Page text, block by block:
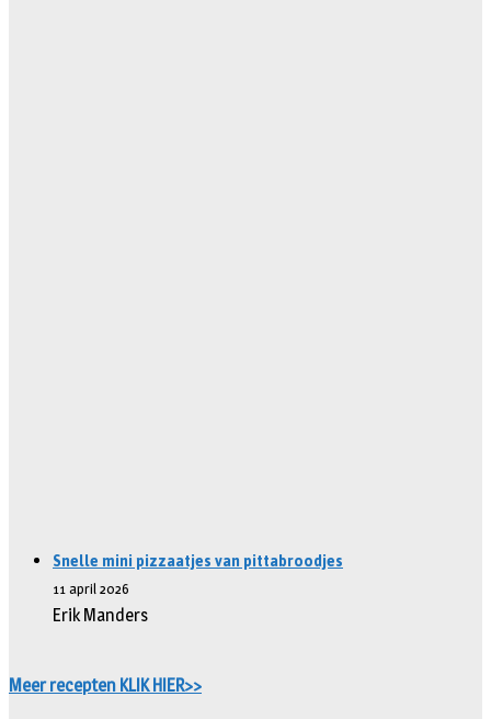
Snelle mini pizzaatjes van pittabroodjes
11 april 2026
Erik Manders
Meer recepten KLIK HIER>>